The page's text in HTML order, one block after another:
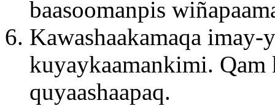
baasoomanpis
Kawashaakamaqa
kuyaykaamankimi.
quyaashaapaq.